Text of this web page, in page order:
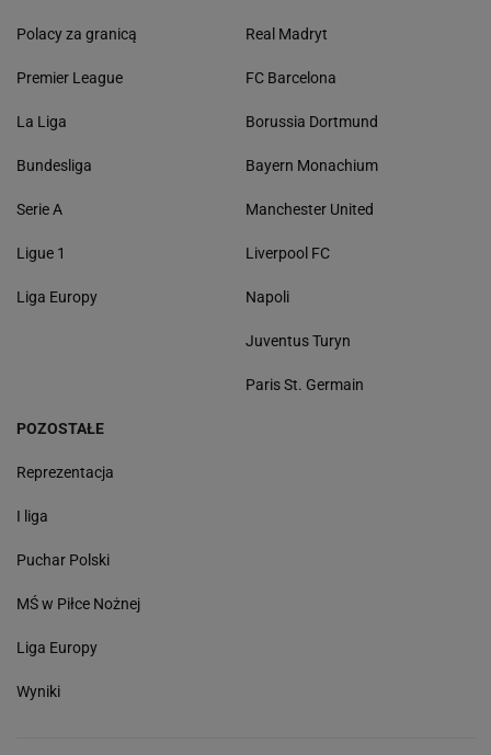
Polacy za granicą
Premier League
La Liga
Bundesliga
Serie A
Ligue 1
Liga Europy
Real Madryt
FC Barcelona
Borussia Dortmund
Bayern Monachium
Manchester United
Liverpool FC
Napoli
Juventus Turyn
Paris St. Germain
POZOSTAŁE
Reprezentacja
I liga
Puchar Polski
MŚ w Piłce Nożnej
Liga Europy
Wyniki